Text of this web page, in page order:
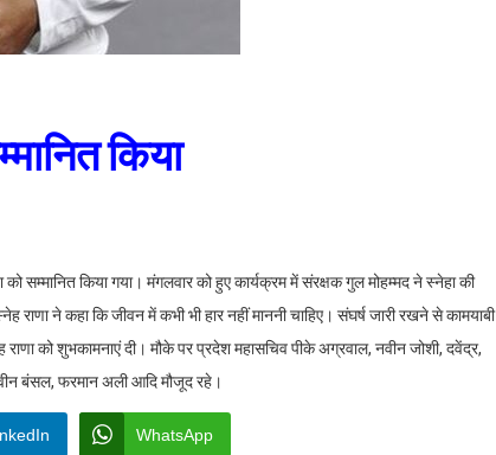
किया
सम्मानित किया गया। मंगलवार को हुए कार्यक्रम में संरक्षक गुल मोहम्मद ने स्नेहा की
ने कहा कि जीवन में कभी भी हार नहीं माननी चाहिए। संघर्ष जारी रखने से कामयाबी
राणा को शुभकामनाएं दी। मौके पर प्रदेश महासचिव पीके अग्रवाल, नवीन जोशी, दवेंद्र,
बंसल, फरमान अली आदि मौजूद रहे।
WhatsApp